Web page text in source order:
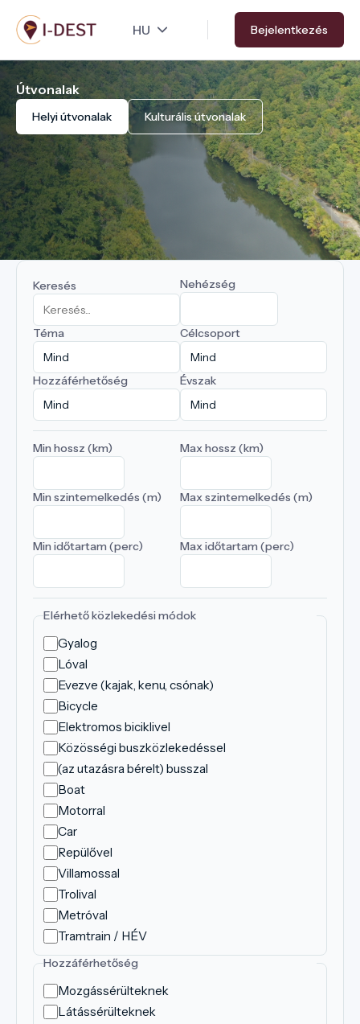
Ugrás
a
tartalomra
Bejelentkezés
Útvonalak
Helyi útvonalak Kulturális útvonalak
Keresés Nehézség
Téma Célcsoport
Hozzáférhetőség Évszak
Min hossz (km) Max hossz (km)
Min szintemelkedés (m) Max szintemelkedés (m)
Min időtartam (perc) Max időtartam (perc)
Elérhető közlekedési módok
Gyalog
Lóval
Evezve (kajak, kenu, csónak)
Bicycle
Elektromos biciklivel
Közösségi buszközlekedéssel
(az utazásra bérelt) busszal
Boat
Motorral
Car
Repülővel
Villamossal
Trolival
Metróval
Tramtrain / HÉV
Hozzáférhetőség
Mozgássérülteknek
Látássérülteknek